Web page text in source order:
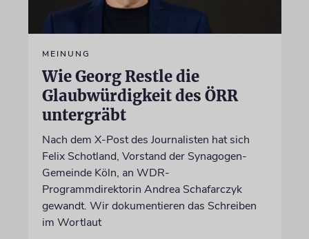
MEINUNG
Wie Georg Restle die
Glaubwürdigkeit des ÖRR
untergräbt
Nach dem X-Post des Journalisten hat sich
Felix Schotland, Vorstand der Synagogen-
Gemeinde Köln, an WDR-
Programmdirektorin Andrea Schafarczyk
gewandt. Wir dokumentieren das Schreiben
im Wortlaut